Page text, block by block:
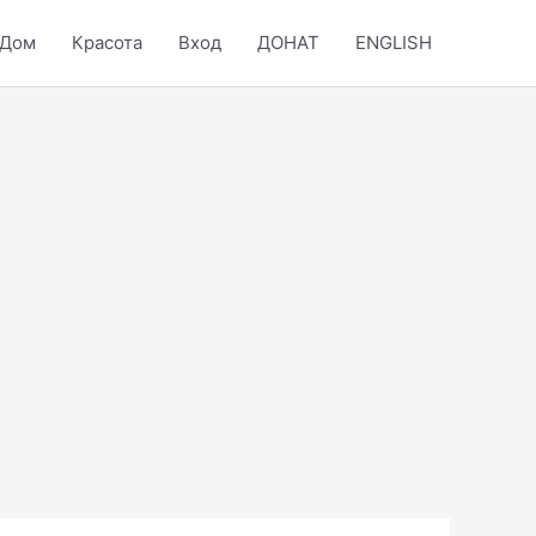
Дом Красота Вход ДОНАТ ENGLISH